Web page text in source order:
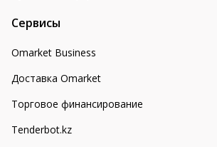
Сервисы
Omarket Business
Доставка Omarket
Торговое финансирование
Tenderbot.kz